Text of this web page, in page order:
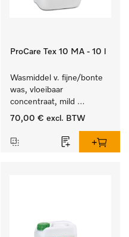
ProCare Tex 10 MA - 10 l
Wasmiddel v. fijne/bonte
was, vloeibaar
concentraat, mild
alkalisch, 10 l voor het
en gevoelig textiel.
70,00 € excl. BTW